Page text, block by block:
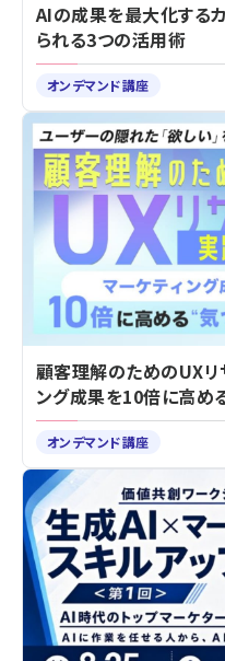
AIの成果を最大化する
られる3つの活用術
オンデマンド講座
顧客理解のためのUXリ
ング成果を10倍に高め
オンデマンド講座